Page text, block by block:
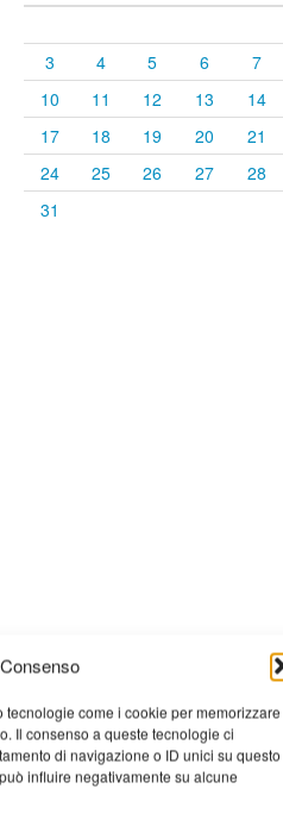
come i cookie per memorizzare
Il consenso a queste tecnologie ci
di navigazione o ID unici su questo
influire negativamente su alcune
3
4 5 6 7
10
11 12 13 14
17
18 19 20 21
24
25 26 27 28
31